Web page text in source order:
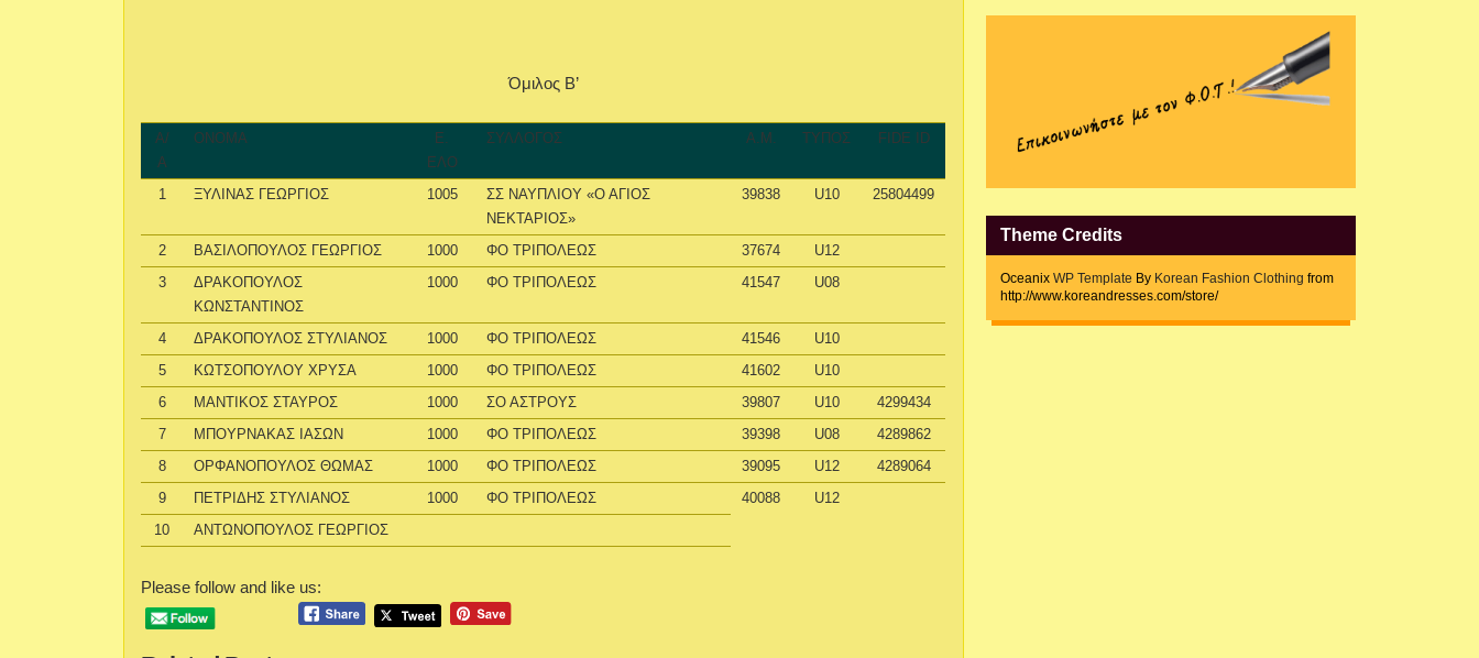
Όμιλος Β’
Α/
Α
ΟΝΟΜΑ
Ε.
ΕΛΟ
ΣΥΛΛΟΓΟΣ Α.Μ. ΤΥΠΟΣ FIDE ID
1 ΞΥΛΙΝΑΣ ΓΕΩΡΓΙΟΣ 1005
ΣΣ ΝΑΥΠΛΙΟΥ «Ο ΑΓΙΟΣ
ΝΕΚΤΑΡΙΟΣ»
39838 U10 25804499
2 ΒΑΣΙΛΟΠΟΥΛΟΣ ΓΕΩΡΓΙΟΣ 1000 ΦΟ ΤΡΙΠΟΛΕΩΣ 37674
U12
3
ΔΡΑΚΟΠΟΥΛΟΣ
ΚΩΝΣΤΑΝΤΙΝΟΣ
1000 ΦΟ ΤΡΙΠΟΛΕΩΣ 41547 U08
4 ΔΡΑΚΟΠΟΥΛΟΣ ΣΤΥΛΙΑΝΟΣ 1000 ΦΟ ΤΡΙΠΟΛΕΩΣ 41546
U10
5
ΚΩΤΣΟΠΟΥΛΟΥ ΧΡΥΣΑ 1000 ΦΟ ΤΡΙΠΟΛΕΩΣ 41602
U10
6
ΜΑΝΤΙΚΟΣ ΣΤΑΥΡΟΣ 1000 ΣΟ ΑΣΤΡΟΥΣ 39807 U10
4299434
7
ΜΠΟΥΡΝΑΚΑΣ ΙΑΣΩΝ 1000 ΦΟ ΤΡΙΠΟΛΕΩΣ 39398 U08
4289862
8
ΟΡΦΑΝΟΠΟΥΛΟΣ ΘΩΜΑΣ 1000 ΦΟ ΤΡΙΠΟΛΕΩΣ 39095 U12
4289064
9
ΠΕΤΡΙΔΗΣ ΣΤΥΛΙΑΝΟΣ 1000 ΦΟ ΤΡΙΠΟΛΕΩΣ 40088
U12
10
ΑΝΤΩΝΟΠΟΥΛΟΣ ΓΕΩΡΓΙΟΣ
Please follow and like us:
Theme Credits
OceanixWP Template By Korean Fashion Clothing from
http://www.koreandresses.com/store/